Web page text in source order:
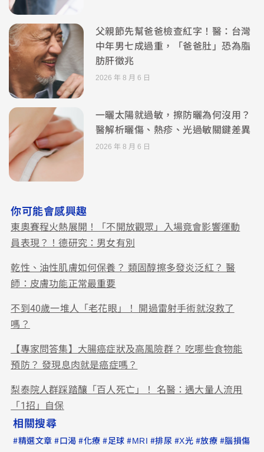
父親節先幫爸爸檢查紅字！醫：台灣
中年男七成過重，「爸爸肚」恐為脂
肪肝徵兆
2026 年 8 月 6 日
一曬太陽就過敏，擦防曬為何沒用？
醫解析曬傷、熱疹、光過敏關鍵差異
2026 年 8 月 6 日
你可能會感興趣
東奧賽程火熱展開！「不開放觀眾」入場竟會影響運動
員表現？！德研究：男女有別
乾性、油性肌膚如何保養？ 類固醇擦多發炎泛紅？ 醫
師：皮膚功能正常最重要
不到40歲一堆人「老花眼」！ 開過雷射手術就沒救了
嗎？
【專家問答集】大腸癌症狀及高風險群？ 吃哪些食物能
預防？ 發現息肉就是癌症嗎？
梨泰院人群踩踏釀「百人死亡」！ 名醫：遇大量人流用
「1招」自保
相關搜尋
#精選文章 #口渴 #化療 #足球 #MRI #排尿 #X光 #放療 #腦損傷